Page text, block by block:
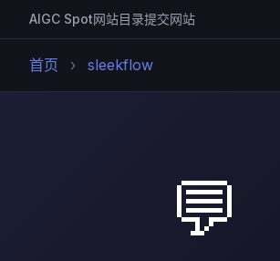
AIGC Spot网站目录提交网站
首页 › sleekflow
💬